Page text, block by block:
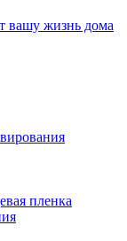
вашу жизнь дома
пленка